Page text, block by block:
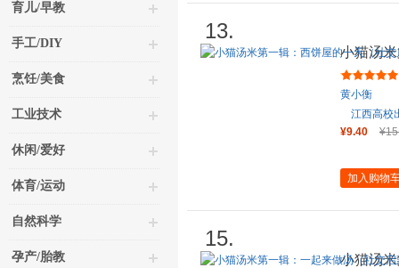
育儿/早教
手工/DIY
烹饪/美食
工业技术
休闲/爱好
体育/运动
自然科学
孕产/胎教
13.
小猫汤
蒙）
黄小衡
江西高校
¥9.40
加入购物
15.
小猫汤